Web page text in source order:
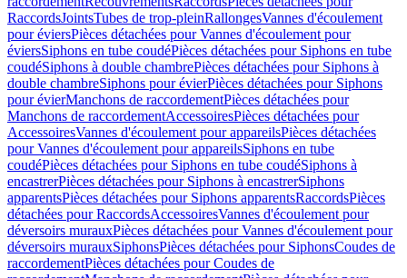
RaccordsJointsTubes de trop-pleinRallongesVannes d'écoulement
pour éviersPièces détachées pour Vannes d'écoulement pour
éviersSiphons en tube coudéPièces détachées pour Siphons en tube
coudéSiphons à double chambrePièces détachées pour Siphons à
double chambreSiphons pour évierPièces détachées pour Siphons
pour évierManchons de raccordementPièces détachées pour
Manchons de raccordementAccessoiresPièces détachées pour
AccessoiresVannes d'écoulement pour appareilsPièces détachées
pour Vannes d'écoulement pour appareilsSiphons en tube
coudéPièces détachées pour Siphons en tube coudéSiphons à
encastrerPièces détachées pour Siphons à encastrerSiphons
apparentsPièces détachées pour Siphons apparentsRaccordsPièces
détachées pour RaccordsAccessoiresVannes d'écoulement pour
déversoirs murauxPièces détachées pour Vannes d'écoulement pour
déversoirs murauxSiphonsPièces détachées pour SiphonsCoudes de
raccordementPièces détachées pour Coudes de